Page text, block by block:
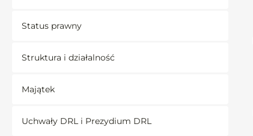
Status prawny
Struktura i działalność
Majątek
Uchwały DRL i Prezydium DRL